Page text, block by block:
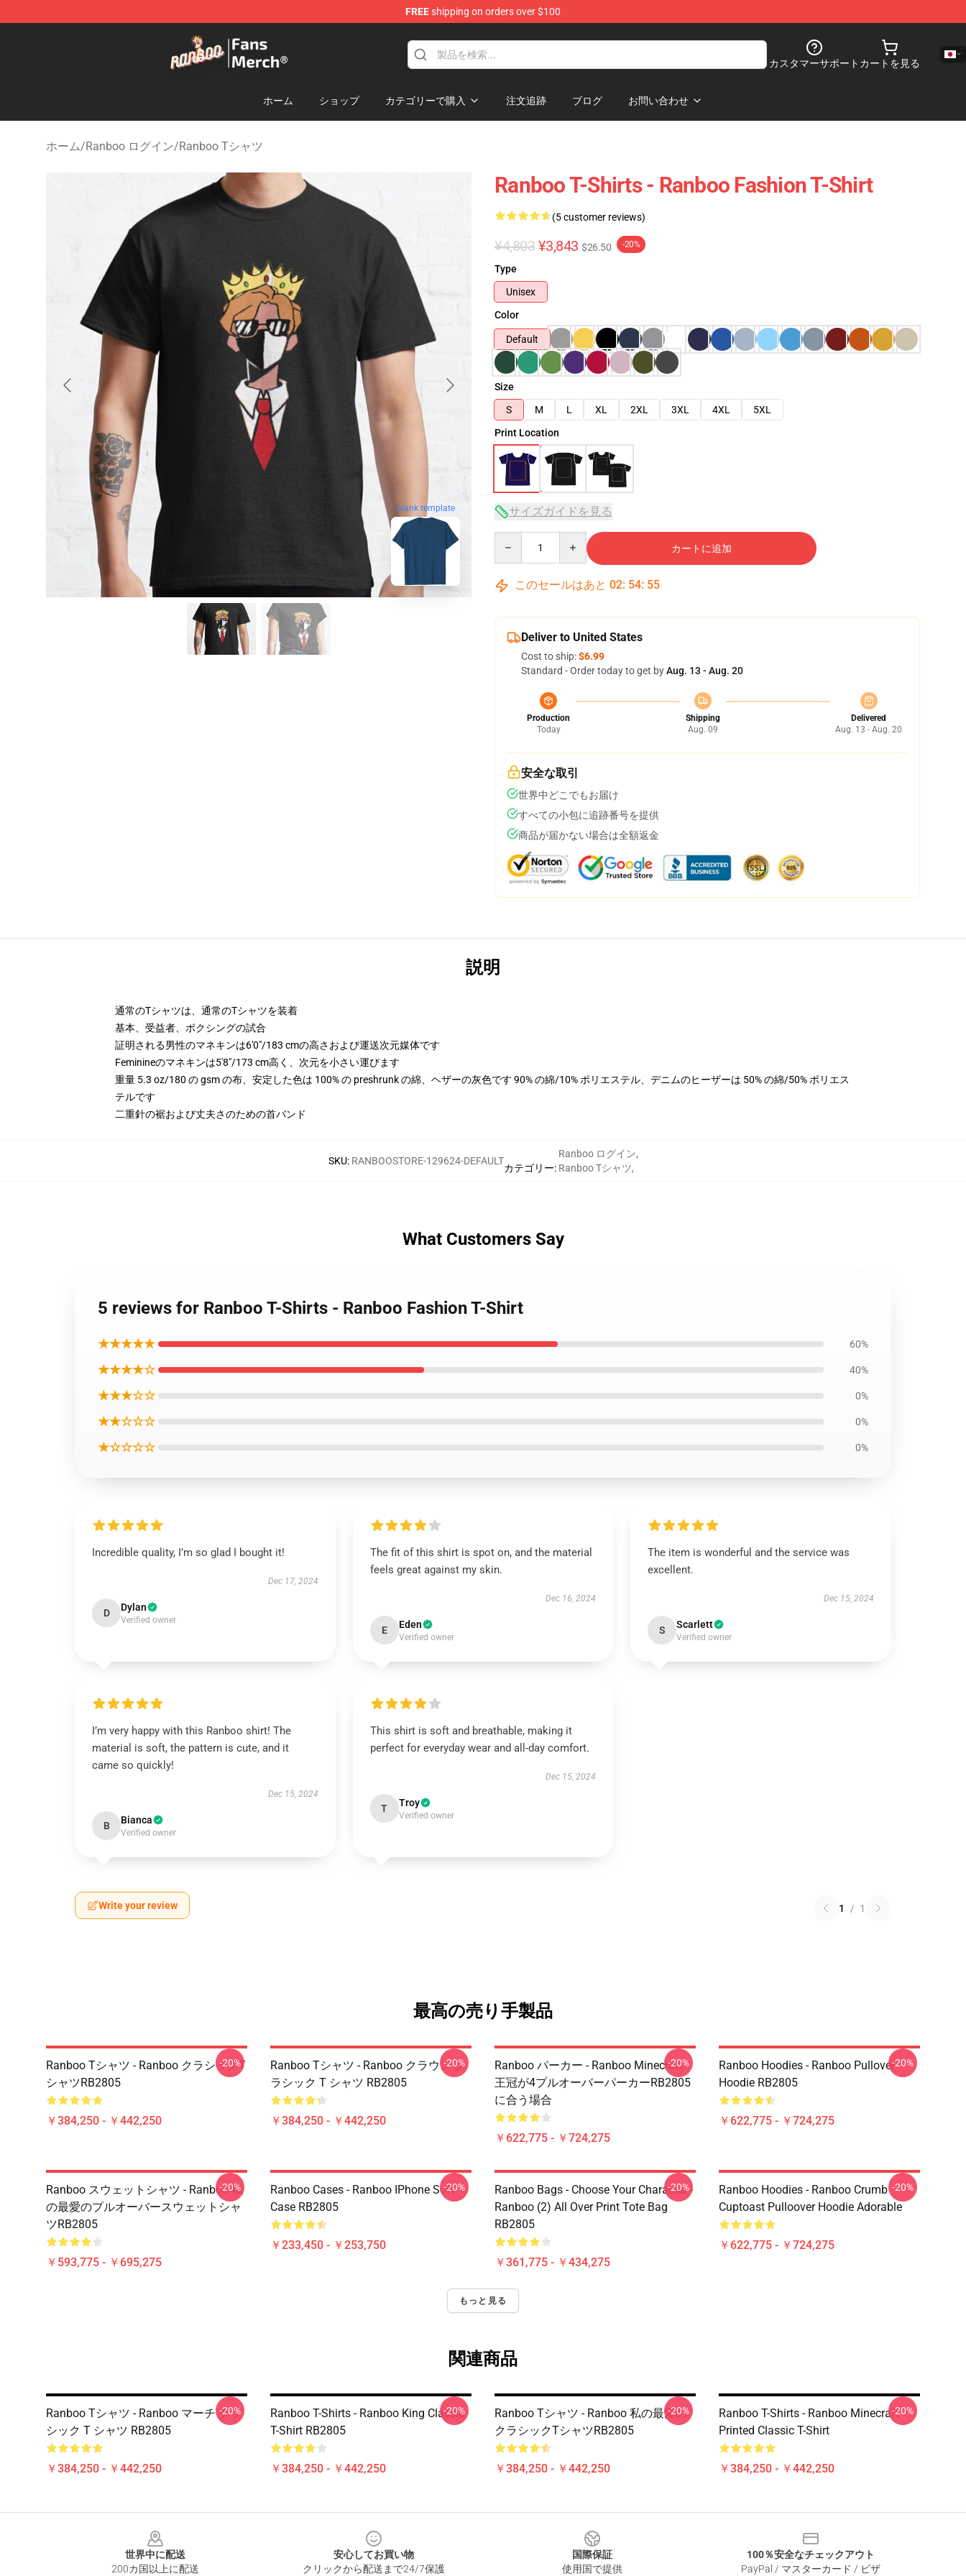
FREEshipping on orders over $100
Ranboo Store - Official Ranboo Merchandise Shop
カスタマーサポート カートを見る
ホーム ショップ カテゴリーで購入 注文追跡 ブログ お問い合わせ
ホーム/Ranboo ログイン/Ranboo Tシャツ
blank template
Ranboo T-Shirts - Ranboo Fashion T-Shirt
(5 customer reviews)
¥4,803 ¥3,843 $26.50 -20%
Type
Unisex
Color
Default
Size
S
M L XL 2XL 3XL 4XL
5XL
Print Location
サイズガイドを見る
カートに追加
このセールはあと 02: 54: 54
Deliver to United States
Cost to ship:$6.99
Standard - Order today to get byAug. 13 - Aug. 20
Production
Today
Shipping
Aug. 09
Delivered
Aug. 13 - Aug. 20
安全な取引
世界中どこでもお届け
すべての小包に追跡番号を提供
商品が届かない場合は全額返金
説明
通常のTシャツは、通常のTシャツを装着
基本、受益者、ボクシングの試合
証明される男性のマネキンは6'0"/183 cmの高さおよび運送次元媒体です
Feminineのマネキンは5'8"/173 cm高く、次元を小さい運びます
重量 5.3 oz/180 の gsm の布、安定した色は 100% の preshrunk の綿、ヘザーの灰色です 90% の綿/10% ポリエステル、デニムのヒーザーは 50% の綿/50% ポリエス
テルです
二重針の裾および丈夫さのための首バンド
SKU: RANBOOSTORE-129624-DEFAULT
カテゴリー:
Ranboo ログイン,
Ranboo Tシャツ,
What Customers Say
5 reviews for Ranboo T-Shirts - Ranboo Fashion T-Shirt
★★★★★ 60%
★★★★☆ 40%
★★★☆☆ 0%
★★☆☆☆ 0%
★☆☆☆☆ 0%
Incredible quality, I’m so glad I bought it!
Dec 17, 2024
D Dylan
Verified owner
The fit of this shirt is spot on, and the material
feels great against my skin.
Dec 16, 2024
E Eden
Verified owner
The item is wonderful and the service was
excellent.
Dec 15, 2024
S Scarlett
Verified owner
I’m very happy with this Ranboo shirt! The
material is soft, the pattern is cute, and it
came so quickly!
Dec 15, 2024
B Bianca
Verified owner
This shirt is soft and breathable, making it
perfect for everyday wear and all-day comfort.
Dec 15, 2024
T Troy
Verified owner
Write your review 1 / 1
最高の売り手製品
Ranboo Tシャツ - Ranboo クラシックT
シャツRB2805
￥384,250 - ￥442,250
-20%
Ranboo Tシャツ - Ranboo クラウン ク
ラシック T シャツ RB2805
￥384,250 - ￥442,250
-20%
Ranboo パーカー - Ranboo Minecraft -
王冠が4プルオーバーパーカーRB2805
に合う場合
￥622,775 - ￥724,275
-20%
Ranboo Hoodies - Ranboo Pullover
Hoodie RB2805
￥622,775 - ￥724,275
-20%
Ranboo スウェットシャツ - Ranboo 私
の最愛のプルオーバースウェットシャ
ツRB2805
￥593,775 - ￥695,275
-20%
Ranboo Cases - Ranboo IPhone Soft
Case RB2805
￥233,450 - ￥253,750
-20%
Ranboo Bags - Choose Your Character -
Ranboo (2) All Over Print Tote Bag
RB2805
￥361,775 - ￥434,275
-20%
Ranboo Hoodies - Ranboo Crumb
Cuptoast Pulloover Hoodie Adorable
￥622,775 - ￥724,275
-20%
もっと見る
関連商品
Ranboo Tシャツ - Ranboo マーチ クラ
シック T シャツ RB2805
￥384,250 - ￥442,250
-20%
Ranboo T-Shirts - Ranboo King Classic
T-Shirt RB2805
￥384,250 - ￥442,250
-20%
Ranboo Tシャツ - Ranboo 私の最愛の
クラシックTシャツRB2805
￥384,250 - ￥442,250
-20%
Ranboo T-Shirts - Ranboo Minecraft
Printed Classic T-Shirt
￥384,250 - ￥442,250
-20%
世界中に配送
200カ国以上に配送
安心してお買い物
クリックから配送まで24/7保護
国際保証
使用国で提供
100％安全なチェックアウト
PayPal / マスターカード / ビザ